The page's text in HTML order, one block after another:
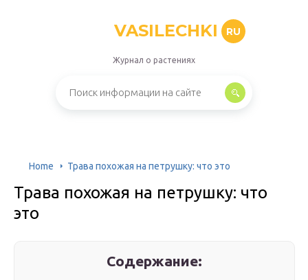
VASILECHKI RU
Журнал о растениях
Home Трава похожая на петрушку: что это
Трава похожая на петрушку: что
это
Содержание: